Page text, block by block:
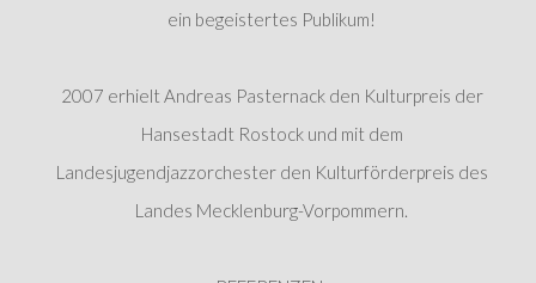
ein begeistertes Publikum!
2007 erhielt Andreas Pasternack den Kulturpreis der
Hansestadt Rostock und mit dem
Landesjugendjazzorchester den Kulturförderpreis des
Landes Mecklenburg-Vorpommern.